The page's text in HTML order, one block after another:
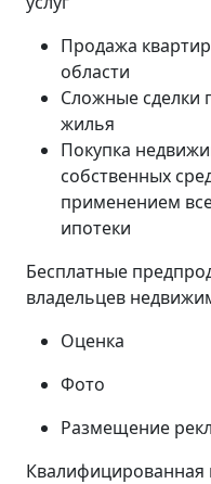
Продажа
области
Сложные сделки
жилья
Покупка
собственных
применением
ипотеки
Бесплатные
владельцев
Оценка
Фото
Размещение